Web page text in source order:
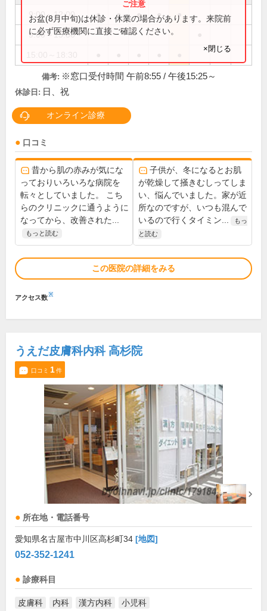
9:00～12:00 ● ● ● ● ●
9:00～15:30
お盆(8月中旬)は休診・休業の場合があります。来院前
に必ず医療機関に直接ご確認ください。
×閉じる
備考: ※窓口受付時間 午前8:55 / 午後15:25～
休診日: 日、祝
オンライン診療
口コミ
昔から肌の赤みが気にな
っておりいろいろな病院を
転々としていました。 こち
らのクリニックに通うように
なってから、改善された...
もっと読む
子供が、冬になるとお肌
が乾燥して掻きむしってしま
い、悩んでいました。家が近
所なのですが、いつも混んで
いるので行くタイミン...
もっ
と読む
この医院の詳細をみる
アクセス数※
うえだ皮膚科内科 高杉院
口コミ 1件
所在地・電話番号
愛知県名古屋市中川区高杉町34 [地図]
052-352-1241
診療科目
皮膚科 内科 漢方内科 小児科